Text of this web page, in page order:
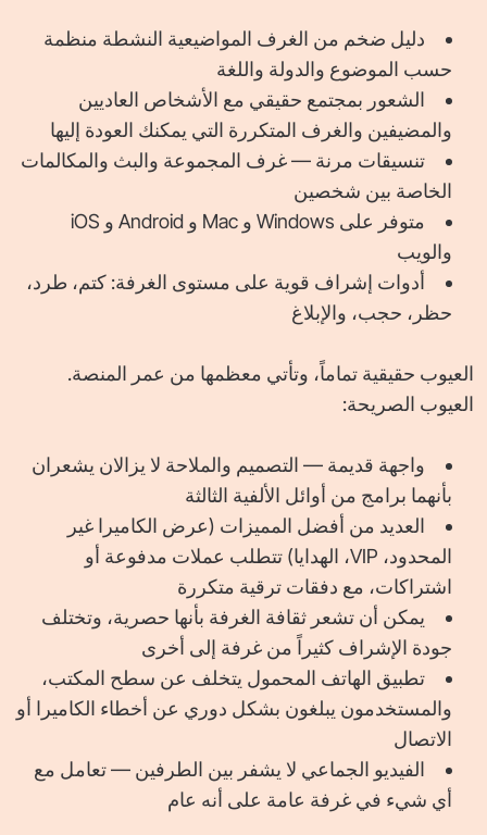
دليل ضخم من الغرف المواضيعية النشطة منظمة
حسب الموضوع والدولة واللغة
الشعور بمجتمع حقيقي مع الأشخاص العاديين
والمضيفين والغرف المتكررة التي يمكنك العودة إليها
تنسيقات مرنة — غرف المجموعة والبث والمكالمات
الخاصة بين شخصين
متوفر على Windows و Mac و Android و iOS
والويب
أدوات إشراف قوية على مستوى الغرفة: كتم، طرد،
حظر، حجب، والإبلاغ
العيوب حقيقية تماماً، وتأتي معظمها من عمر المنصة.
العيوب الصريحة:
واجهة قديمة — التصميم والملاحة لا يزالان يشعران
بأنهما برامج من أوائل الألفية الثالثة
العديد من أفضل المميزات (عرض الكاميرا غير
المحدود، VIP، الهدايا) تتطلب عملات مدفوعة أو
اشتراكات، مع دفقات ترقية متكررة
يمكن أن تشعر ثقافة الغرفة بأنها حصرية، وتختلف
جودة الإشراف كثيراً من غرفة إلى أخرى
تطبيق الهاتف المحمول يتخلف عن سطح المكتب،
والمستخدمون يبلغون بشكل دوري عن أخطاء الكاميرا أو
الاتصال
الفيديو الجماعي لا يشفر بين الطرفين — تعامل مع
أي شيء في غرفة عامة على أنه عام